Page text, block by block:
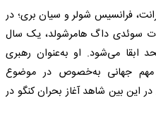
فرانسیس شولر و سیان بری؛ در
سوئدی داگ ‌هامرشولد، یک سال
ابقا می‌شود. او به‌عنوان رهبری
جهانی به‌خصوص در موضوع
در این بین شاهد آغاز بحران کنگو در